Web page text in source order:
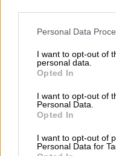
Please note that this
not limited to your visit
grant or deny consent to
use your data for below
consent section.
Personal Data
I want to opt-out of
personal data.
Opted In
I want to opt-out of
Personal Data.
Opted In
I want to opt-out of
Personal Data for
Sean Penn
single: I’ll
broken by
https://t.co/
— New York
2024